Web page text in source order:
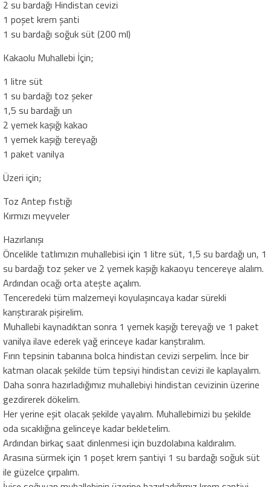
2 su bardağı Hindistan cevizi
1 poşet krem şanti
1 su bardağı soğuk süt (200 ml)
Kakaolu Muhallebi İçin;
1 litre süt
1 su bardağı toz şeker
1,5 su bardağı un
2 yemek kaşığı kakao
1 yemek kaşığı tereyağı
1 paket vanilya
Üzeri için;
Toz Antep fıstığı
Kırmızı meyveler
Hazırlanışı
Öncelikle tatlımızın muhallebisi için 1 litre süt, 1,5 su bardağı un, 1
su bardağı toz şeker ve 2 yemek kaşığı kakaoyu tencereye alalım.
Ardından ocağı orta ateşte açalım.
Tenceredeki tüm malzemeyi koyulaşıncaya kadar sürekli
karıştırarak pişirelim.
Muhallebi kaynadıktan sonra 1 yemek kaşığı tereyağı ve 1 paket
vanilya ilave ederek yağ erinceye kadar karıştıralım.
Fırın tepsinin tabanına bolca hindistan cevizi serpelim. İnce bir
katman olacak şekilde tüm tepsiyi hindistan cevizi ile kaplayalım.
Daha sonra hazırladığımız muhallebiyi hindistan cevizinin üzerine
gezdirerek dökelim.
Her yerine eşit olacak şekilde yayalım. Muhallebimizi bu şekilde
oda sıcaklığına gelinceye kadar bekletelim.
Ardından birkaç saat dinlenmesi için buzdolabına kaldıralım.
Arasına sürmek için 1 poşet krem şantiyi 1 su bardağı soğuk süt
ile güzelce çırpalım.